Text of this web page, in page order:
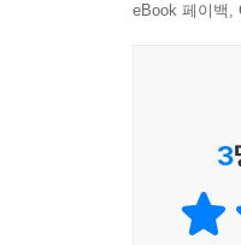
eBook 페이백,
3